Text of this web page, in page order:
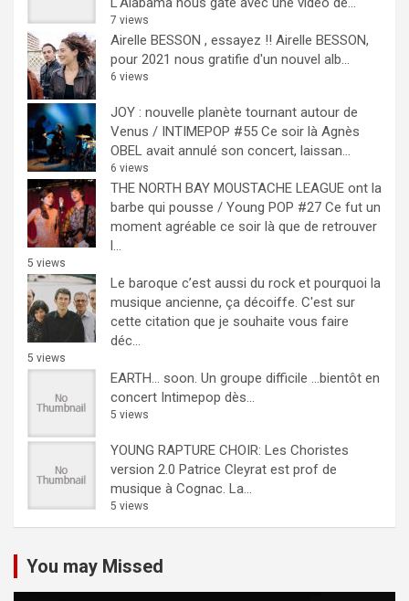
7 views
Airelle BESSON , essayez !! Airelle BESSON,
pour 2021 nous gratifie d'un nouvel alb...
6 views
JOY : nouvelle planète tournant autour de
Venus / INTIMEPOP #55 Ce soir là Agnès
OBEL avait annulé son concert, laissan...
6 views
THE NORTH BAY MOUSTACHE LEAGUE ont la
barbe qui pousse / Young POP #27 Ce fut un
moment agréable ce soir là que de retrouver
l...
5 views
Le baroque c’est aussi du rock et pourquoi la
musique ancienne, ça décoiffe. C'est sur
cette citation que je souhaite vous faire
déc...
5 views
EARTH… soon. Un groupe difficile ...bientôt en
concert Intimepop dès...
5 views
YOUNG RAPTURE CHOIR: Les Choristes
version 2.0 Patrice Cleyrat est prof de
musique à Cognac. La...
5 views
You may Missed